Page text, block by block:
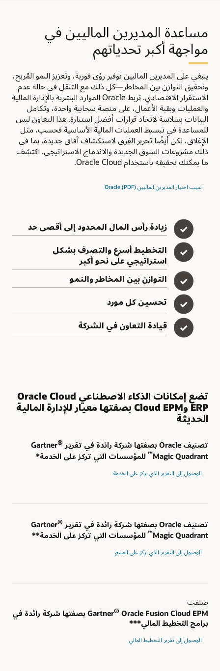
مساعدة المديرين الماليين في
مواجهة أكبر تحدياتهم
ينبغي على المديرين الماليين توفير رؤى فورية، وتعزيز النمو المُربح،
وتحقيق التوازن بين المخاطر—كل ذلك مع التنقل في حالة عدم
الاستقرار الاقتصادي. تربط Oracle الموارد البشرية بالإدارة المالية
والعمليات وبقية الأعمال، على منصة سحابية واحدة، وتكامل
البيانات بسلاسة لاتخاذ قرارات أفضل استنارة. هذا التعاون ليس
للمساعدة في تبسيط العمليات المالية الأساسية فحسب، مثل
الإغلاق، لكن أيضًا تحرير الفِرق لاستكشاف آفاق جديدة، بما في
ذلك مشروعات السوق الجديدة والاندماج الاستراتيجي. اكتشف
ما يمكنك تحقيقه باستخدام Oracle Cloud.
سبب اختيار المديرين الماليين Oracle (PDF)
✓ زيادة رأس المال المحدود إلى أقصى حد
✓
التخطيط أسرع والتصرف بشكل
استراتيجي على نحو أكبر
✓ التوازن بين المخاطر والنمو
✓ تحسين كل مورد
✓ قيادة التعاون في الشركة
تضع إمكانات الذكاء الاصطناعي Oracle Cloud
ERP وCloud EPM بصفتها معيار للإدارة المالية
الحديثة
تصنيف Oracle بصفتها شركة رائدة في تقرير Gartner ®
Magic Quadrant
™ للمؤسسات التي تركز على الخدمة*
الوصول إلى التقرير الذي يركز على الخدمة
تصنيف Oracle بصفتها شركة رائدة في تقرير Gartner ®
Magic Quadrant
™ للمؤسسات التي تركز على الخدمة**
الوصول إلى التقرير الذي يركز على المنتج
صنفت
Gartner®
Oracle Fusion Cloud EPM بصفتها شركة رائدة في
برامج التخطيط المالي***
الوصول إلى تقرير التخطيط المالي